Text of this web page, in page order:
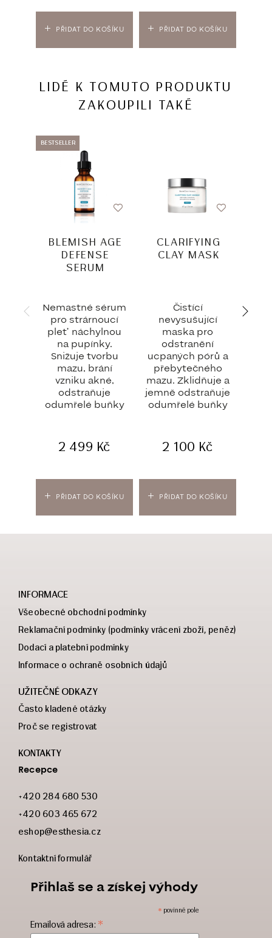
PŘIDAT DO KOŠÍKU PŘIDAT DO KOŠÍKU
LIDÉ K TOMUTO PRODUKTU
ZAKOUPILI TAKÉ
BESTSELLER
PŘIDAT DO KOŠÍKU
BLEMISH AGE
DEFENSE
SERUM
Nemastné sérum
pro strárnoucí
pleť náchylnou
na pupínky.
Snižuje tvorbu
mazu, brání
vzniku akné,
odstraňuje
odumřelé buňky
2 499 Kč
PŘIDAT DO KOŠÍKU
CLARIFYING
CLAY MASK
Čistící
nevysušující
maska pro
odstranění
ucpaných pórů a
přebytečného
mazu. Zklidňuje a
jemně odstraňuje
odumřelé buňky
2 100 Kč
INFORMACE
Všeobecné obchodní podmínky
Reklamační podmínky (podmínky vrácení zboží, peněz)
Dodací a platební podmínky
Informace o ochraně osobních údajů
UŽITEČNÉ ODKAZY
Často kladené otázky
Proč se registrovat
KONTAKTY
Recepce
+420 284 680 530
+420 603 465 672
eshop@esthesia.cz
Kontaktní formulář
Přihlaš se a získej výhody
* povinné pole
Emailová adresa: *